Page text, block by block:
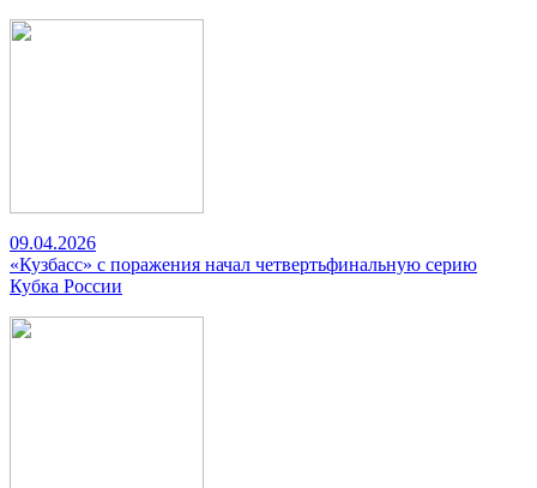
09.04.2026
«Кузбасс» с поражения начал четвертьфинальную серию
Кубка России